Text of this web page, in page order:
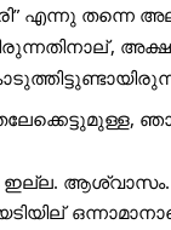
എന്നു തന്നെ
,
ആശ്വാസം.